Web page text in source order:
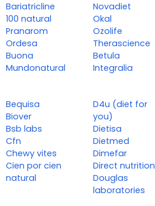
Bariatricline
100 natural
Pranarom
Ordesa
Buona
Mundonatural
Novadiet
Okal
Ozolife
Therascience
Betula
Integralia
Bequisa
Biover
Bsb labs
Cfn
Chewy vites
Cien por cien
natural
D4u (diet for
you)
Dietisa
Dietmed
Dimefar
Direct nutrition
Douglas
laboratories